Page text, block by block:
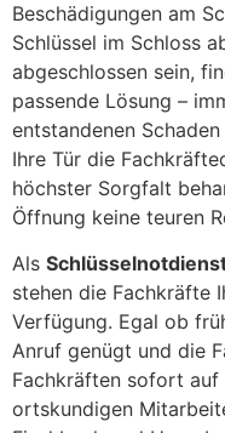
Beschädigungen am
Schlüssel im Schloss
abgeschlossen sein,
passende Lösung –
entstandenen
Ihre Tür die
höchster Sorgfalt
Öffnung keine teuren
Als
stehen die Fachkräfte
Verfügung. Egal ob
Anruf genügt und die
Fachkräften sofort auf
ortskundigen